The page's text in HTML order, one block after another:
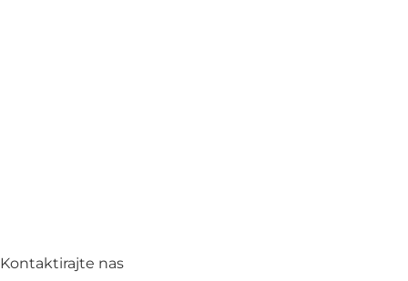
Kontaktirajte nas